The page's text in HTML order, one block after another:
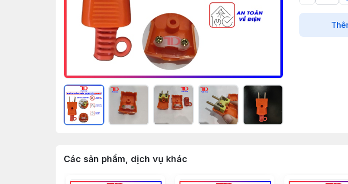
Các sản phẩm, dịch vụ khác